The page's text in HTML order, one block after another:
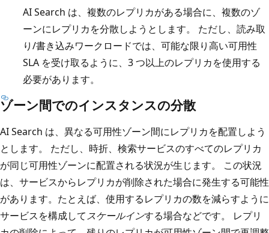
AI Search は、複数のレプリカがある場合に、複数のゾ
ーンにレプリカを分散しようとします。 ただし、読み取
り/書き込みワークロードでは、可能な限り高い可用性
SLA を受け取るように、3 つ以上のレプリカを使用する
必要があります。
ゾーン間でのインスタンスの分散
AI Search は、異なる可用性ゾーン間にレプリカを配置しよう
とします。 ただし、時折、検索サービスのすべてのレプリカ
が同じ可用性ゾーンに配置される状況が生じます。 この状況
は、サービスからレプリカが削除された場合に発生する可能性
があります。たとえば、使用するレプリカの数を減らすように
サービスを構成してスケールインする場合などです。 レプリ